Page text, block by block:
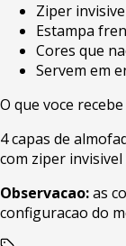
Ziper
Estampa
Cores que
Servem em
O que voce recebe
4 capas de
com ziper
Observacao:as
configuracao do